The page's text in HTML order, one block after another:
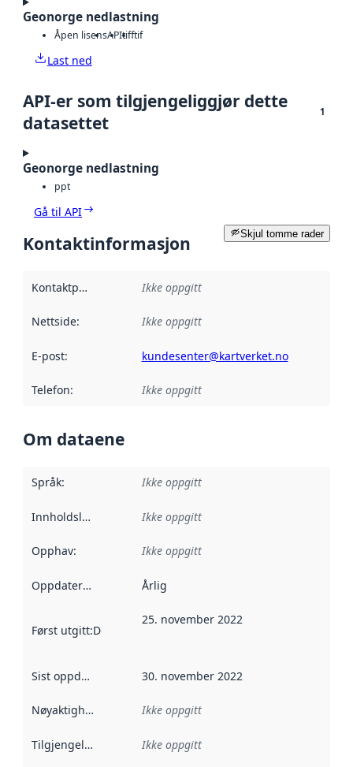
Geonorge nedlastning
Åpen lisensAPItifftif
Last ned
API-er som tilgjengeliggjør dette
datasettet
1
Geonorge nedlastning
ppt
Gå til API
Skjul tomme rader
Kontaktinformasjon
Kontaktpunkt Ikke oppgitt
Nettside: Ikke oppgitt
E-post: kundesenter@kartverket.no
Telefon: Ikke oppgitt
Om dataene
Språk: Ikke oppgitt
Innholdsleverandører :
Ikke oppgitt
Opphav: Ikke oppgitt
Oppdateringsfrekvens :
Årlig
Først utgitt:Denne datoen sier når dataene i dette
25. november 2022
Sist oppdatert 30. november 2022
Nøyaktighet Ikke oppgitt
Tilgjengelighet Ikke oppgitt